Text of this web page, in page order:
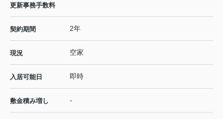
更新事務手数料
契約期間 2年
現況 空家
入居可能日 即時
敷金積み増し -